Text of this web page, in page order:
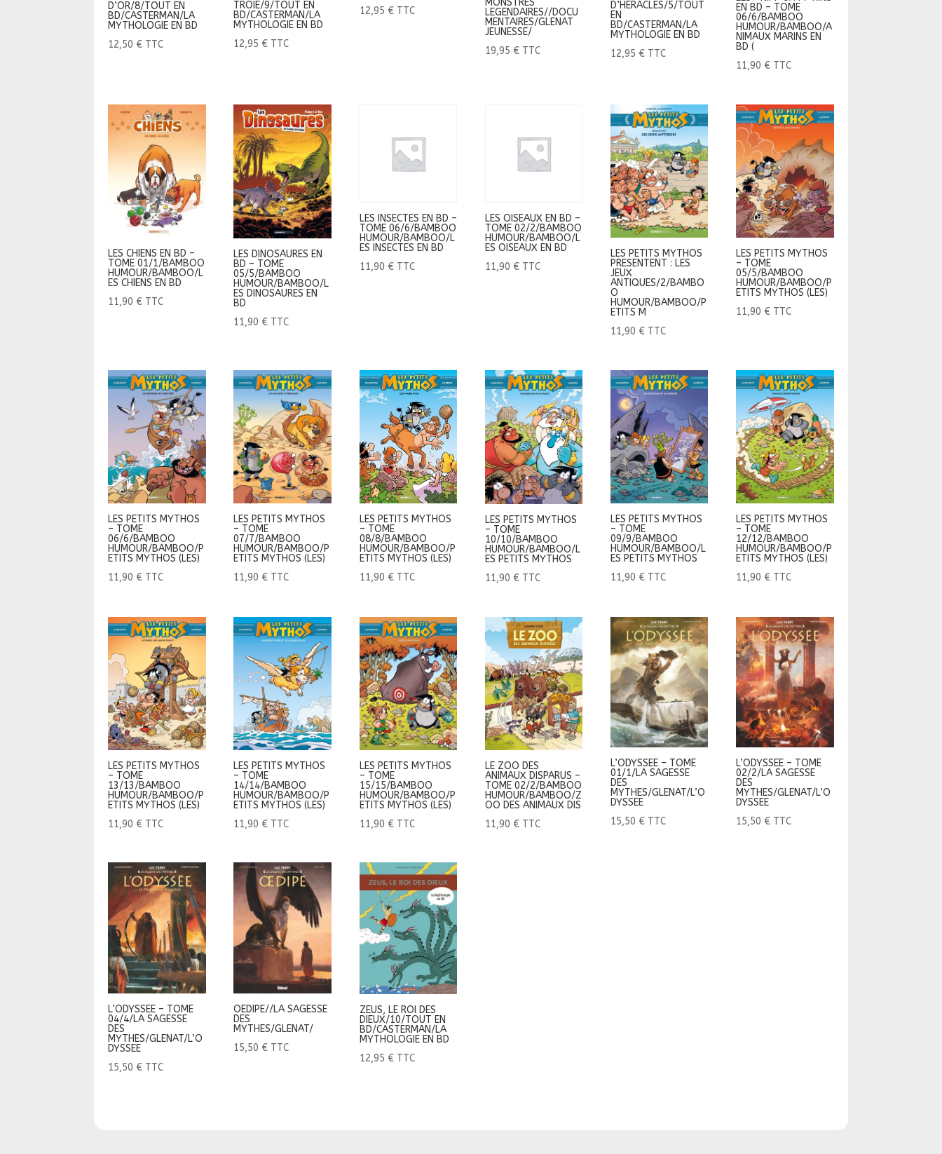
D’OR/8/TOUT EN
BD/CASTERMAN/LA
MYTHOLOGIE EN BD
12,50 € TTC
TROIE/9/TOUT EN
BD/CASTERMAN/LA
MYTHOLOGIE EN BD
12,95 € TTC
12,95 € TTC
LEGENDAIRES//DOCU
MENTAIRES/GLENAT
JEUNESSE/
19,95 € TTC
D’HERACLES/5/TOUT
EN
BD/CASTERMAN/LA
MYTHOLOGIE EN BD
12,95 € TTC
EN BD – TOME
06/6/BAMBOO
HUMOUR/BAMBOO/A
NIMAUX MARINS EN
BD (
11,90 € TTC
LES CHIENS EN BD –
TOME 01/1/BAMBOO
HUMOUR/BAMBOO/L
ES CHIENS EN BD
11,90 € TTC
LES DINOSAURES EN
BD – TOME
05/5/BAMBOO
HUMOUR/BAMBOO/L
ES DINOSAURES EN
BD
11,90 € TTC
LES INSECTES EN BD –
TOME 06/6/BAMBOO
HUMOUR/BAMBOO/L
ES INSECTES EN BD
11,90 € TTC
LES OISEAUX EN BD –
TOME 02/2/BAMBOO
HUMOUR/BAMBOO/L
ES OISEAUX EN BD
11,90 € TTC
LES PETITS MYTHOS
PRESENTENT : LES
JEUX
ANTIQUES/2/BAMBO
O
HUMOUR/BAMBOO/P
ETITS M
11,90 € TTC
LES PETITS MYTHOS
– TOME
05/5/BAMBOO
HUMOUR/BAMBOO/P
ETITS MYTHOS (LES)
11,90 € TTC
LES PETITS MYTHOS
– TOME
06/6/BAMBOO
HUMOUR/BAMBOO/P
ETITS MYTHOS (LES)
11,90 € TTC
LES PETITS MYTHOS
– TOME
07/7/BAMBOO
HUMOUR/BAMBOO/P
ETITS MYTHOS (LES)
11,90 € TTC
LES PETITS MYTHOS
– TOME
08/8/BAMBOO
HUMOUR/BAMBOO/P
ETITS MYTHOS (LES)
11,90 € TTC
LES PETITS MYTHOS
– TOME
10/10/BAMBOO
HUMOUR/BAMBOO/L
ES PETITS MYTHOS
11,90 € TTC
LES PETITS MYTHOS
– TOME
09/9/BAMBOO
HUMOUR/BAMBOO/L
ES PETITS MYTHOS
11,90 € TTC
LES PETITS MYTHOS
– TOME
12/12/BAMBOO
HUMOUR/BAMBOO/P
ETITS MYTHOS (LES)
11,90 € TTC
LES PETITS MYTHOS
– TOME
13/13/BAMBOO
HUMOUR/BAMBOO/P
ETITS MYTHOS (LES)
11,90 € TTC
LES PETITS MYTHOS
– TOME
14/14/BAMBOO
HUMOUR/BAMBOO/P
ETITS MYTHOS (LES)
11,90 € TTC
LES PETITS MYTHOS
– TOME
15/15/BAMBOO
HUMOUR/BAMBOO/P
ETITS MYTHOS (LES)
11,90 € TTC
LE ZOO DES
ANIMAUX DISPARUS –
TOME 02/2/BAMBOO
HUMOUR/BAMBOO/Z
OO DES ANIMAUX DIS
11,90 € TTC
L’ODYSSEE – TOME
01/1/LA SAGESSE
DES
MYTHES/GLENAT/L’O
DYSSEE
15,50 € TTC
L’ODYSSEE – TOME
02/2/LA SAGESSE
DES
MYTHES/GLENAT/L’O
DYSSEE
15,50 € TTC
L’ODYSSEE – TOME
04/4/LA SAGESSE
DES
MYTHES/GLENAT/L’O
DYSSEE
15,50 € TTC
OEDIPE//LA SAGESSE
DES
MYTHES/GLENAT/
15,50 € TTC
ZEUS, LE ROI DES
DIEUX/10/TOUT EN
BD/CASTERMAN/LA
MYTHOLOGIE EN BD
12,95 € TTC